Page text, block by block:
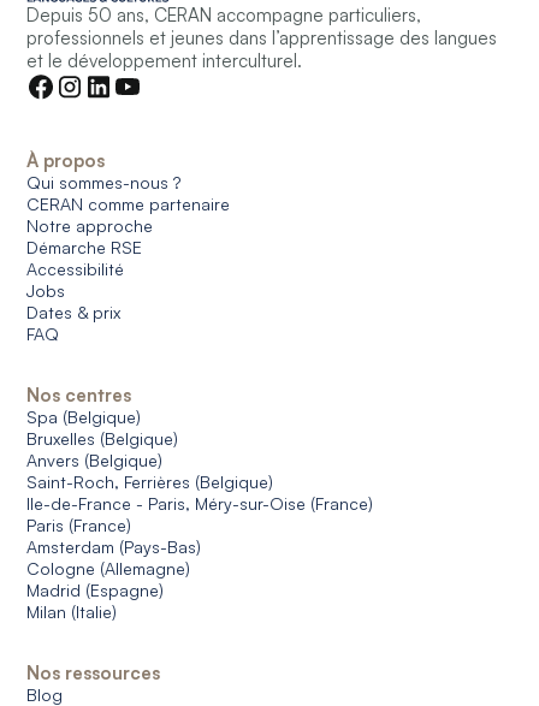
Depuis 50 ans, CERAN accompagne particuliers,
professionnels et jeunes dans l’apprentissage des langues
et le développement interculturel.
À propos
Qui sommes-nous ?
CERAN comme partenaire
Notre approche
Démarche RSE
Accessibilité
Jobs
Dates & prix
FAQ
Nos centres
Spa (Belgique)
Bruxelles (Belgique)
Anvers (Belgique)
Saint-Roch, Ferrières (Belgique)
Ile-de-France - Paris, Méry-sur-Oise (France)
Paris (France)
Amsterdam (Pays-Bas)
Cologne (Allemagne)
Madrid (Espagne)
Milan (Italie)
Nos ressources
Blog